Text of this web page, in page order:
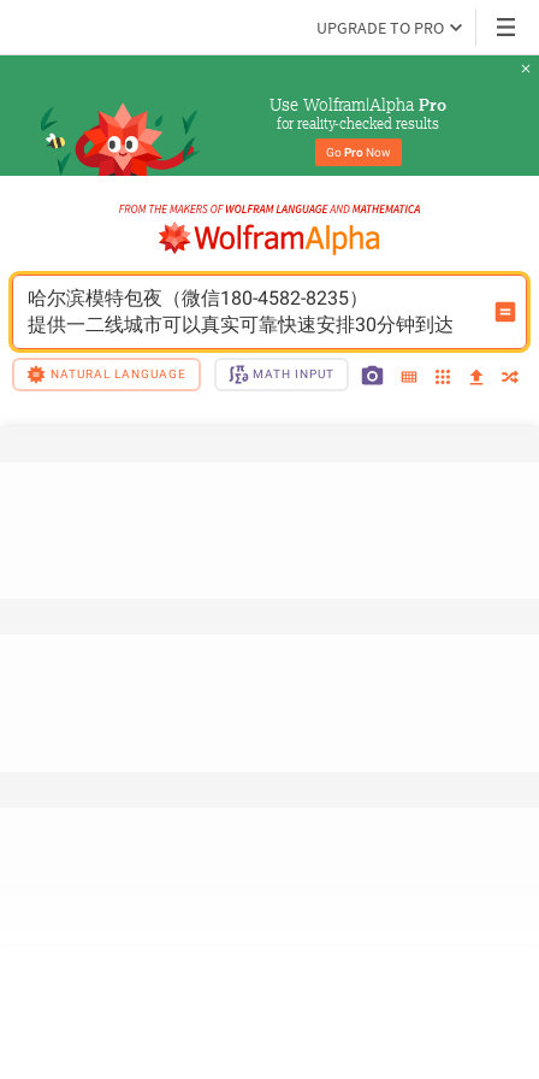
UPGRADE TO PRO
Use Wolfram|Alpha Pro
for reality-checked results
Go Pro Now
哈尔滨模特包夜（微信180-4582-8235）
提供一二线城市可以真实可靠快速安排30分钟到达
NATURAL LANGUAGE MATH INPUT